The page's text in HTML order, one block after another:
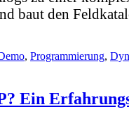
baut den
, Programmierung,
Ein